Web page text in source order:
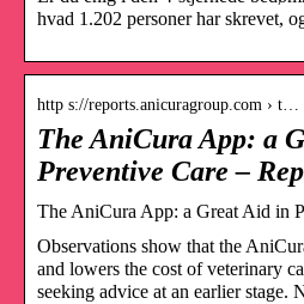
hvad 1.202 personer har skrevet,
http s://reports.anicuragroup.com › t…
The AniCura App: a
Preventive Care –
The AniCura App: a Great Aid in
Observations show that the
and lowers the cost of veterinary
seeking advice at an earlier stage.